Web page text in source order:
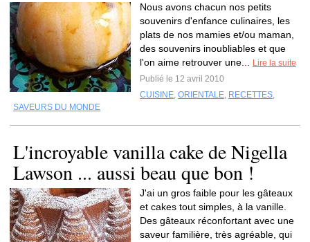
Nous avons chacun nos petits
souvenirs d'enfance culinaires, les
plats de nos mamies et/ou maman,
des souvenirs inoubliables et que
l'on aime retrouver une...
Lire la suite
Publié le 12 avril 2010
CUISINE, ORIENTALE, RECETTES,
SAVEURS DU MONDE
L'incroyable vanilla cake de Nigella
Lawson ... aussi beau que bon !
J'ai un gros faible pour les gâteaux
et cakes tout simples, à la vanille.
Des gâteaux réconfortant avec une
saveur familière, très agréable, qui